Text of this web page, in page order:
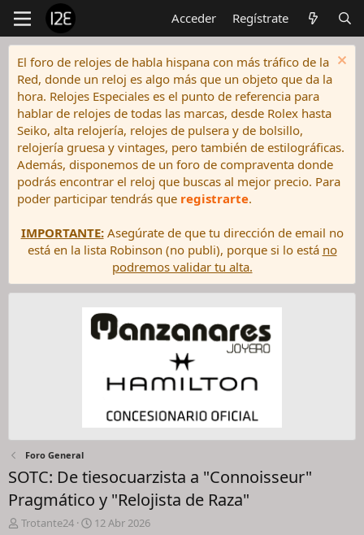
Acceder Regístrate
El foro de relojes de habla hispana con más tráfico de la
Red, donde un reloj es algo más que un objeto que da la
hora. Relojes Especiales es el punto de referencia para
hablar de relojes de todas las marcas, desde Rolex hasta
Seiko, alta relojería, relojes de pulsera y de bolsillo,
relojería gruesa y vintages, pero también de estilográficas.
Además, disponemos de un foro de compraventa donde
podrás encontrar el reloj que buscas al mejor precio. Para
poder participar tendrás que registrarte.
IMPORTANTE:Asegúrate de que tu dirección de email no
está en la lista Robinson (no publi), porque si lo está no
podremos validar tu alta.
Foro General
SOTC: De tiesocuarzista a "Connoisseur"
Pragmático y "Relojista de Raza"
ITrotante24
F12 Abr 2026